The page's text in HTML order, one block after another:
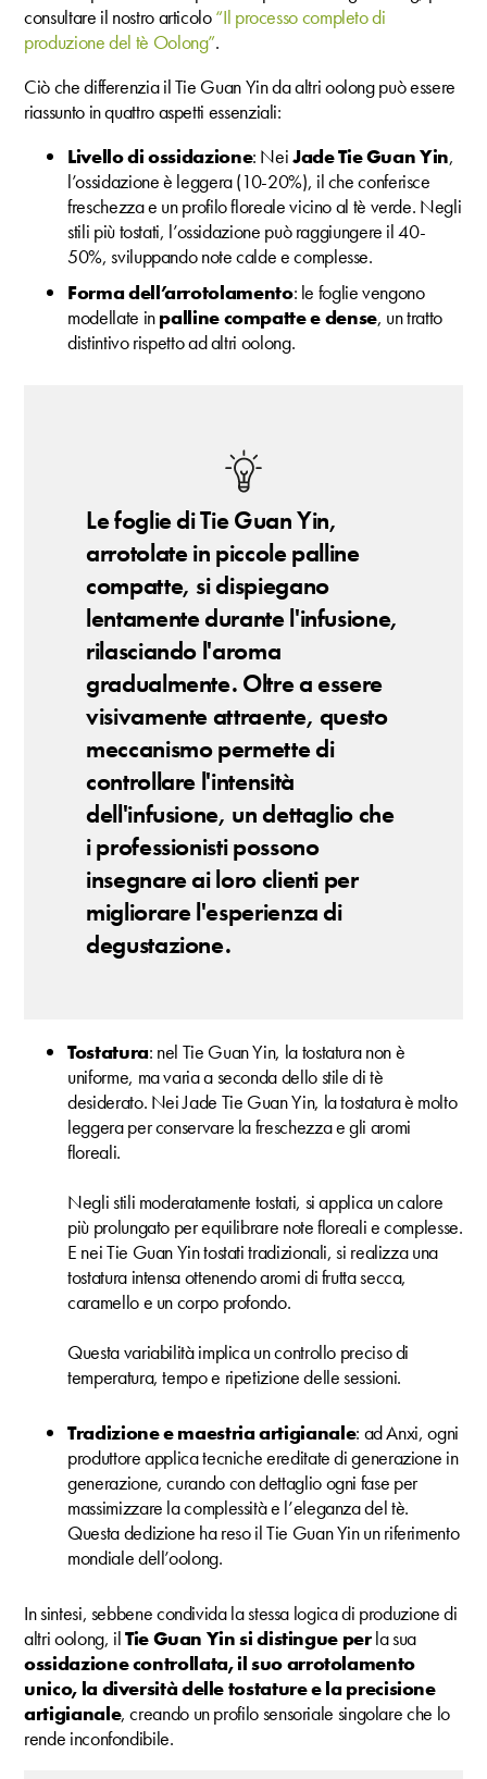
consultare il nostro articolo“Il processo completo di
produzione del tè Oolong”.
Ciò che differenzia il Tie Guan Yin da altri oolong può essere
riassunto in quattro aspetti essenziali:
Livello di ossidazione: NeiJade Tie Guan Yin,
l’ossidazione è leggera (10-20%), il che conferisce
freschezza e un profilo floreale vicino al tè verde. Negli
stili più tostati, l’ossidazione può raggiungere il 40-
50%, sviluppando note calde e complesse.
Forma dell’arrotolamento: le foglie vengono
modellate inpalline compatte e dense, un tratto
distintivo rispetto ad altri oolong.
Le foglie di Tie Guan Yin,
arrotolate in piccole palline
compatte, si dispiegano
lentamente durante l'infusione,
rilasciando l'aroma
gradualmente. Oltre a essere
visivamente attraente, questo
meccanismo permette di
controllare l'intensità
dell'infusione, un dettaglio che
i professionisti possono
insegnare ai loro clienti per
migliorare l'esperienza di
degustazione.
Tostatura: nel Tie Guan Yin, la tostatura non è
uniforme, ma varia a seconda dello stile di tè
desiderato. Nei Jade Tie Guan Yin, la tostatura è molto
leggera per conservare la freschezza e gli aromi
floreali.
Negli stili moderatamente tostati, si applica un calore
più prolungato per equilibrare note floreali e complesse.
E nei Tie Guan Yin tostati tradizionali, si realizza una
tostatura intensa ottenendo aromi di frutta secca,
caramello e un corpo profondo.
Questa variabilità implica un controllo preciso di
temperatura, tempo e ripetizione delle sessioni.
Tradizione e maestria artigianale: ad Anxi, ogni
produttore applica tecniche ereditate di generazione in
generazione, curando con dettaglio ogni fase per
massimizzare la complessità e l’eleganza del tè.
Questa dedizione ha reso il Tie Guan Yin un riferimento
mondiale dell’oolong.
In sintesi, sebbene condivida la stessa logica di produzione di
altri oolong, ilTie Guan Yin si distingue perla sua
ossidazione controllata, il suo arrotolamento
unico, la diversità delle tostature e la precisione
artigianale, creando un profilo sensoriale singolare che lo
rende inconfondibile.